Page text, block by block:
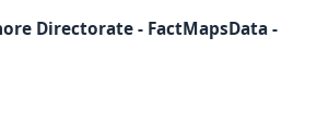
Directorate - FactMapsData -